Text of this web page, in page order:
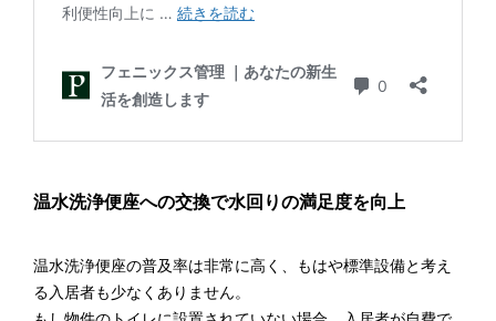
温水洗浄便座への交換で水回りの満足度を向上
温水洗浄便座の普及率は非常に高く、もはや標準設備と考え
る入居者も少なくありません。